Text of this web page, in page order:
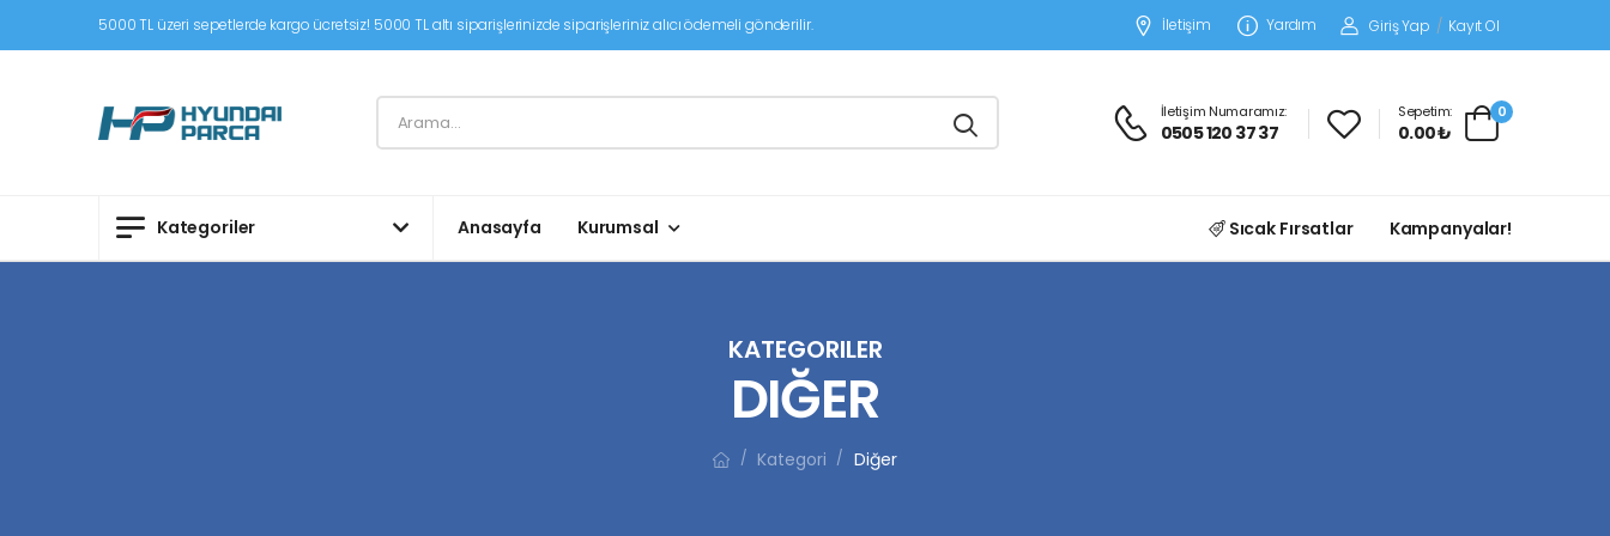
5000 TL üzeri sepetlerde kargo ücretsiz! 5000 TL altı siparişlerinizde siparişleriniz alıcı ödemeli gönderilir. İletişim Yardım Giriş Yap / Kayıt Ol
İletişim Numaramız:
0505 120 37 37
Sepetim:
0.00 ₺
0
Kategoriler Anasayfa Kurumsal Sıcak Fırsatlar Kampanyalar!
KATEGORILER
DIĞER
/ Kategori / Diğer